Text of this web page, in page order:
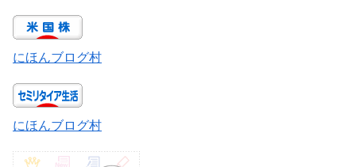
にほんブログ村
にほんブログ村